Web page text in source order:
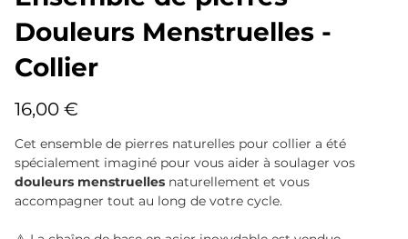
Douleurs Menstruelles -
Collier
Prix
16,00 €
Cet ensemble de pierres naturelles pour collier a été
spécialement imaginé pour vous aider à soulager vos
douleurs menstruelles naturellement et vous
accompagner tout au long de votre cycle.